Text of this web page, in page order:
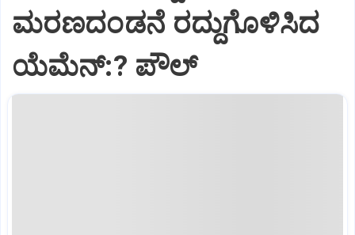
ಮರಣದಂಡನೆ ರದ್ದುಗೊಳಿಸಿದ
ಯೆಮೆನ್:? ಪೌಲ್